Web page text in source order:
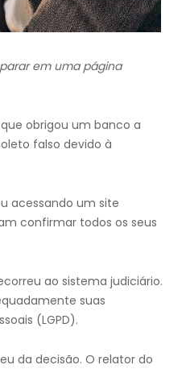
em uma página
obrigou um banco a
falso devido à
acessando um site
confirmar todos os seus
ao sistema judiciário.
suas
(LGPD).
da decisão. O relator do